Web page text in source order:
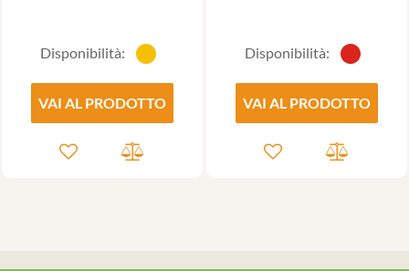
Disponibilità:
VAI AL PRODOTTO
Disponibilità:
VAI AL PRODOTTO